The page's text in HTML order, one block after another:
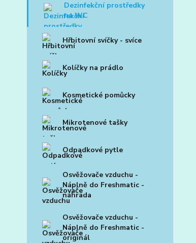
Dezinfekční prostředky
na WC
Hřbitovní svíčky - svíce
Kolíčky na prádlo
Kosmetické pomůcky
Mikrotenové tašky
Odpadkové pytle
Osvěžovače vzduchu -
Náplně do Freshmatic -
náhrada
Osvěžovače vzduchu -
Náplně do Freshmatic -
originál